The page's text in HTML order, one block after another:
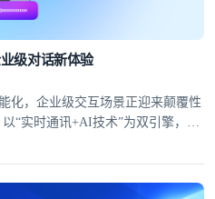
级对话新体验
化，企业级交互场景正迎来颠覆性
“实时通讯+AI技术”为双引擎，通
案